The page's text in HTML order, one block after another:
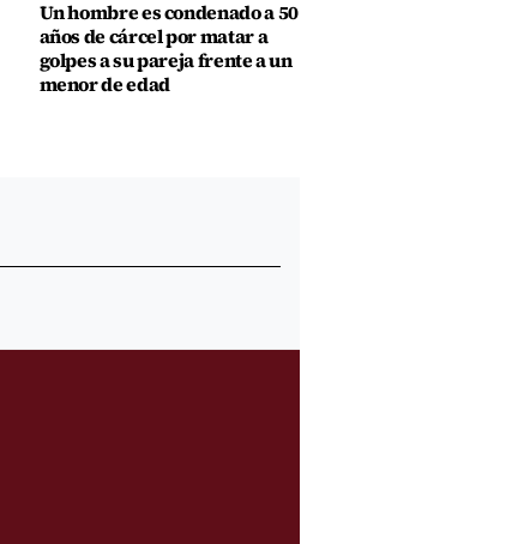
Un hombre es condenado a 50
años de cárcel por matar a
golpes a su pareja frente a un
menor de edad